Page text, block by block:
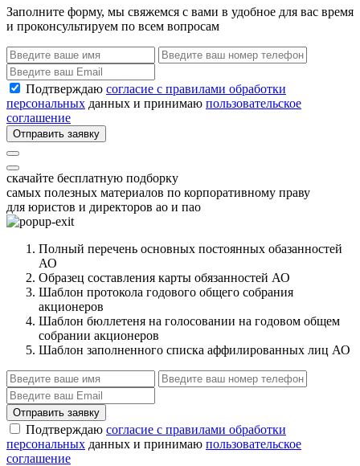
Заполните форму, мы свяжемся с вами в удобное для вас время
и проконсультируем по всем вопросам
Подтверждаю согласие с правилами обработки
персональных данных и принимаю пользовательское
соглашение
Отправить заявку
скачайте бесплатную подборку
самых полезных материалов по корпоративному праву
для юристов и директоров ао и пао
Полный перечень основных постоянных обазанностей
АО
Образец составления карты обязанностей АО
Шаблон протокола годового общего собрания
акционеров
Шаблон бюллетеня на голосовании на годовом общем
собрании акционеров
Шаблон заполненного списка аффилированных лиц АО
Отправить заявку
Подтверждаю согласие с правилами обработки
персональных данных и принимаю пользовательское
соглашение